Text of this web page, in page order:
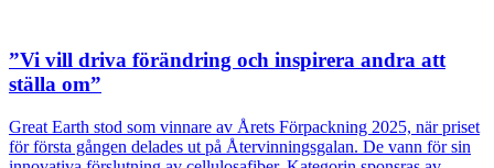
”Vi vill driva förändring och inspirera andra att
ställa om”
Great Earth stod som vinnare av Årets Förpackning 2025, när priset
för första gången delades ut på Återvinningsgalan. De vann för sin